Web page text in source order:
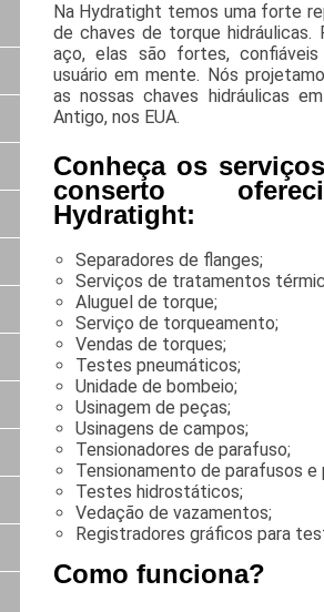
Na Hydratight temos uma forte
de chaves de torque hidráulicas.
aço, elas são fortes,
usuário em mente. Nós
as nossas chaves hidráulicas
Antigo, nos EUA.
Conheça os
conserto
Hydratight:
Separadores de flanges;
Serviços de tratamentos
Aluguel de torque;
Serviço de torqueamento;
Vendas de torques;
Testes pneumáticos;
Unidade de bombeio;
Usinagem de peças;
Usinagens de campos;
Tensionadores de parafuso;
Tensionamento de parafusos e
Testes hidrostáticos;
Vedação de vazamentos;
Registradores gráficos para
Como funciona?